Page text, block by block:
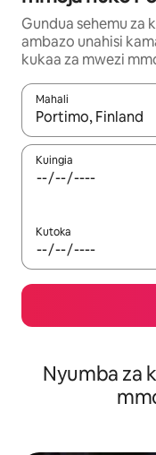
Gundua sehemu za
ambazo unahisi
kukaa za mwezi
Mahali
Wakati matokeo
Kuingia
Kutoka
Nyumba za